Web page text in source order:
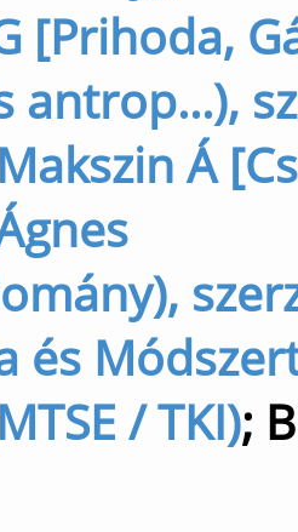
[Prihoda,
antrop...),
Á
és
/ TKI);